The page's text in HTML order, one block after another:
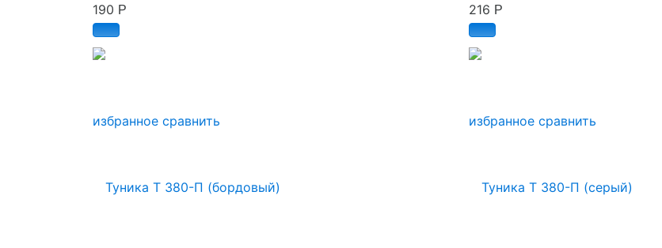
избранное сравнить
190 Р
избранное сравнить
216 Р